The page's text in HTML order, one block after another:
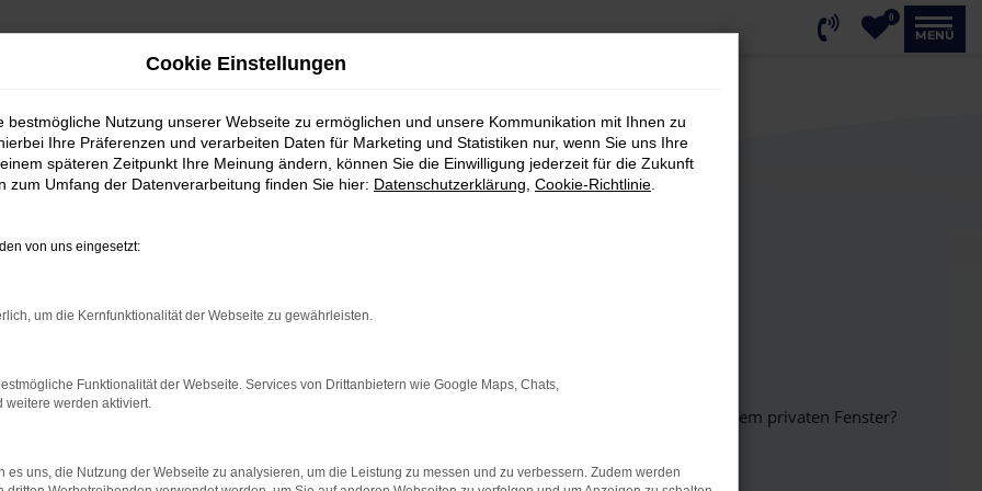
0
MENÜ
bestimmter Seiten verhindern. Funktioniert die Seite in einem anderen Browser oder in einem privaten Fenster?
beheben.
Cookie Einstellungen
bestmögliche Nutzung unserer Webseite zu ermöglichen und unsere Kommunikation mit Ihnen zu
Ihre Präferenzen und verarbeiten Daten für Marketing und Statistiken nur, wenn Sie uns Ihre
späteren Zeitpunkt Ihre Meinung ändern, können Sie die Einwilligung jederzeit für die Zukunft
zum Umfang der Datenverarbeitung finden Sie hier: Datenschutzerklärung Cookie-Richtlinie
von uns eingesetzt:
um die Kernfunktionalität der Webseite zu gewährleisten.
Funktionalität der Webseite. Services von Drittanbietern wie Google Maps, Chats,
weitere werden aktiviert.
es uns, die Nutzung der Webseite zu analysieren, um die Leistung zu messen und zu verbessern. Zudem werden